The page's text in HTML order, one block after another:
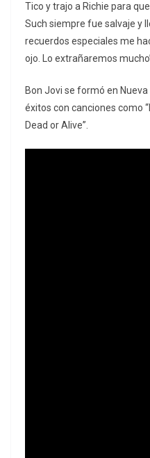
Tico y trajo a Richie para
Such siempre fue salvaje y
recuerdos especiales me
ojo. Lo extrañaremos
Bon Jovi se formó en
éxitos con canciones como
Dead or Alive”.